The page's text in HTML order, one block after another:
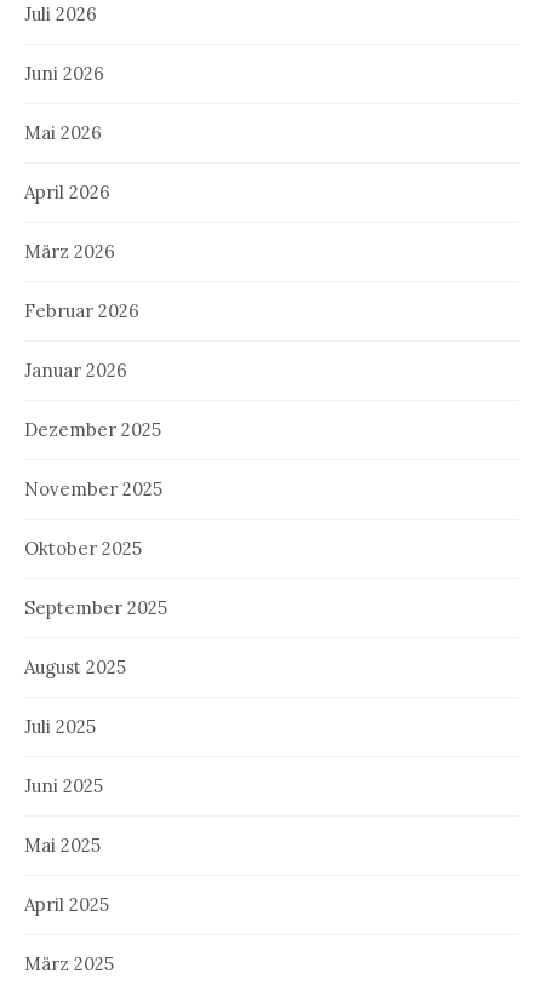
Juli 2026
Juni 2026
Mai 2026
April 2026
März 2026
Februar 2026
Januar 2026
Dezember 2025
November 2025
Oktober 2025
September 2025
August 2025
Juli 2025
Juni 2025
Mai 2025
April 2025
März 2025